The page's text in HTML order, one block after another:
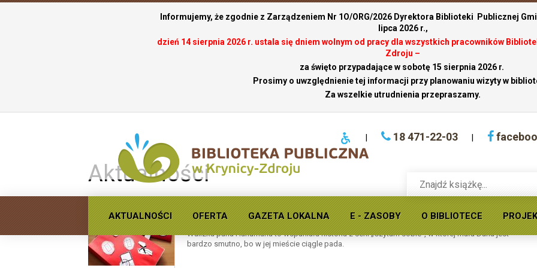
Informujemy, że zgodnie z Zarządzeniem Nr 1O/ORG/2026 Dyrektora Biblioteki Publicznej
lipca 2026 r.,
dzień 14 sierpnia 2026 r. ustala się dniem wolnym od pracy dla wszystkich pracowników
Zdroju –
za święto przypadające w sobotę 15 sierpnia 2026 r.
Prosimy o uwzględnienie tej informacji przy planowaniu wizyty w
Za wszelkie utrudnienia przepraszamy.
18 471-22-03
książkę
w
ofercie
biblioteki
AKTUALNOŚCI OFERTA GAZETA LOKALNA E - ZASOBY O BIBLIOTECE
Aktualności
Ferie na Czarnym Potoku i Walizka Pana Hanumana
Walizka pana Hanumana to wspaniała historia z serii „Czytam sobie”, w której mała Daria jest
bardzo smutno, bo w jej mieście ciągle pada.